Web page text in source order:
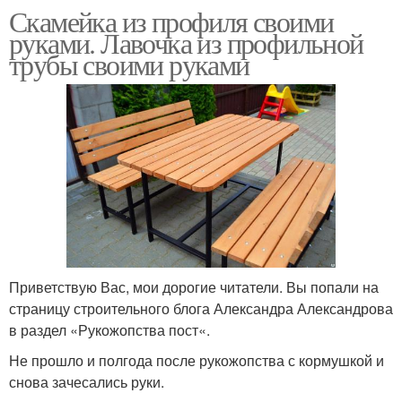
Скамейка из профиля своими
руками. Лавочка из профильной
трубы своими руками
Приветствую Вас, мои дорогие читатели. Вы попали на
страницу строительного блога Александра Александрова
в раздел «Рукожопства пост«.
Не прошло и полгода после рукожопства с кормушкой и
снова зачесались руки.